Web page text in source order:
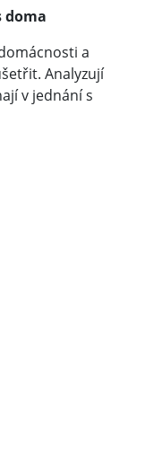
doma
a
Analyzují
v jednání s